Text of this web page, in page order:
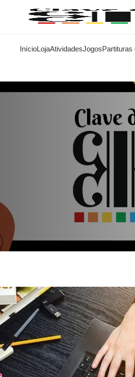
InícioLojaAtividadesJogosPartituras